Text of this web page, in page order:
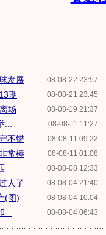
08-08-22 23:57
发展
08-08-21 23:45
期
08-08-19 21:37
场
08-08-11 11:27
08-08-11 09:22
不错
08-08-11 01:08
常棒
08-08-08 12:33
08-08-04 21:40
人了
08-08-04 10:04
(图)
08-08-04 06:43